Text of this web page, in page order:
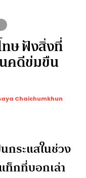
ทษ ฟังสิ่งที่
คดีข่มขืน
Chaichumkhun
ระแสในช่วง
กที่บอกเล่า